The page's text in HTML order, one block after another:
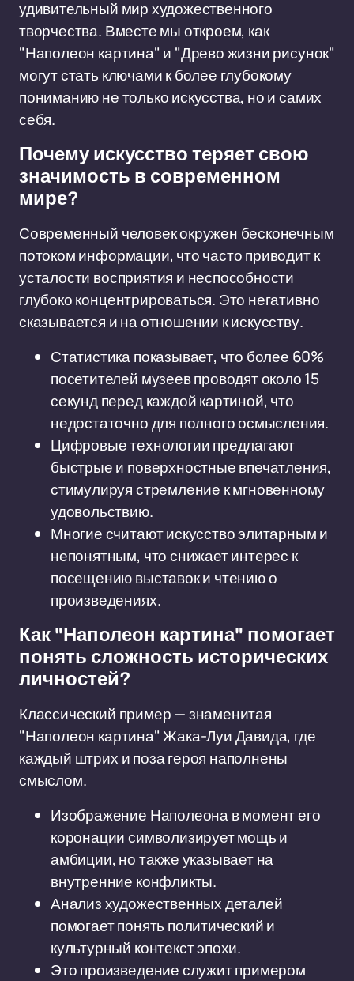
удивительный мир художественного
творчества. Вместе мы откроем, как
"Наполеон картина" и "Древо жизни рисунок"
могут стать ключами к более глубокому
пониманию не только искусства, но и самих
себя.
Почему искусство теряет свою
значимость в современном
мире?
Современный человек окружен бесконечным
потоком информации, что часто приводит к
усталости восприятия и неспособности
глубоко концентрироваться. Это негативно
сказывается и на отношении к искусству.
Статистика показывает, что более 60%
посетителей музеев проводят около 15
секунд перед каждой картиной, что
недостаточно для полного осмысления.
Цифровые технологии предлагают
быстрые и поверхностные впечатления,
стимулируя стремление к мгновенному
удовольствию.
Многие считают искусство элитарным и
непонятным, что снижает интерес к
посещению выставок и чтению о
произведениях.
Как "Наполеон картина" помогает
понять сложность исторических
личностей?
Классический пример — знаменитая
"Наполеон картина" Жака-Луи Давида, где
каждый штрих и поза героя наполнены
смыслом.
Изображение Наполеона в момент его
коронации символизирует мощь и
амбиции, но также указывает на
внутренние конфликты.
Анализ художественных деталей
помогает понять политический и
культурный контекст эпохи.
Это произведение служит примером